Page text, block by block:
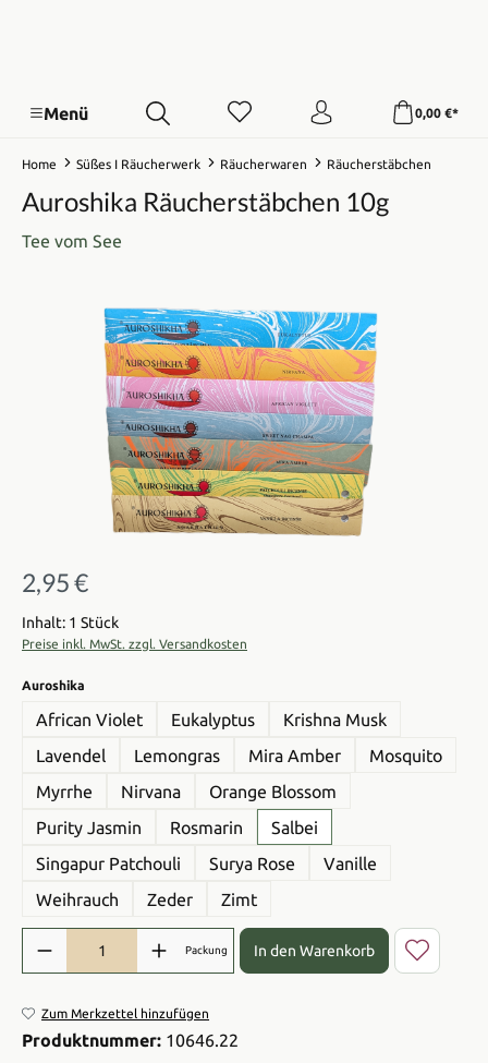
Menü 0,00 €*
Home Süßes I Räucherwerk Räucherwaren Räucherstäbchen
Auroshika Räucherstäbchen 10g
Tee vom See
Bildergalerie überspringen
Regulärer Preis:
2,95 €
Inhalt: 1 Stück
Preise inkl. MwSt. zzgl. Versandkosten
Auroshika
African Violet Eukalyptus
Krishna Musk
Lavendel
Lemongras Mira Amber
Mosquito
Myrrhe
Nirvana
Orange Blossom
Purity Jasmin
Rosmarin
Salbei
Singapur Patchouli
Surya Rose
Vanille
Weihrauch
Zeder Zimt
Produkt Anzahl: Gib den gewünschten Wert ein oder benutze die
Packung In den Warenkorb
Zum Merkzettel hinzufügen
Produktnummer: 10646.22